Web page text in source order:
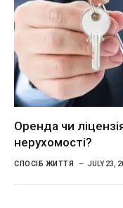
Оренда чи
нерухомості?
СПОСІБ ЖИТТЯ JULY 23,